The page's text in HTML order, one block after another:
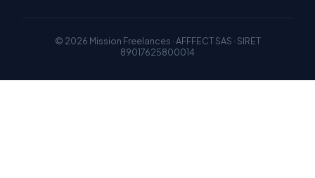
© 2026 Mission Freelances · AFFFECT SAS · SIRET
89017625800014